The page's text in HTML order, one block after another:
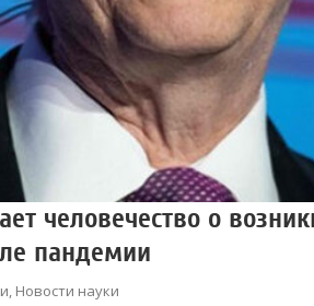
человечество о
пандемии
, Новости науки